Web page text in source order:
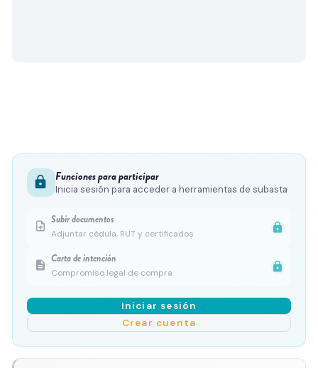
lock Funciones para participar
Inicia sesión para acceder a herramientas de subasta
upload_file Subir documentos
Adjuntar cédula, RUT y certificados
lock
description Carta de intención
Compromiso legal de compra
lock
Iniciar sesión
Crear cuenta